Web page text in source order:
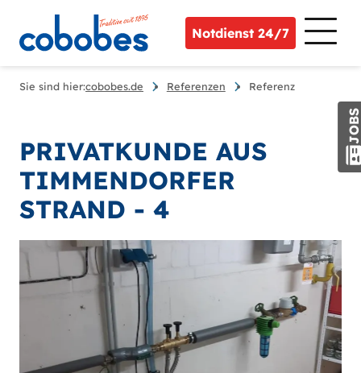
Notdienst 24/7
Sie sind hier:cobobes.de Referenzen Referenz
JOBS
PRIVATKUNDE AUS
TIMMENDORFER
STRAND - 4